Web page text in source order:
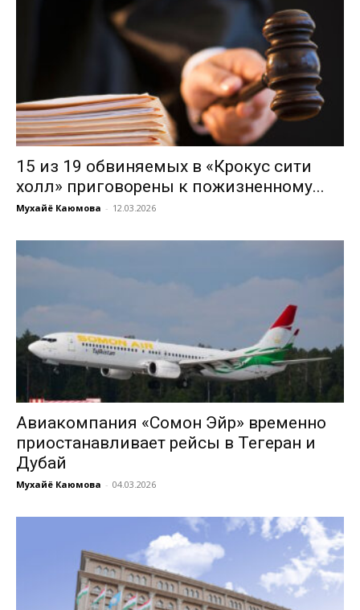
15 из 19 обвиняемых в «Крокус сити
холл» приговорены к пожизненному...
Мухайё Каюмова - 12.03.2026
Авиакомпания «Сомон Эйр» временно
приостанавливает рейсы в Тегеран и
Дубай
Мухайё Каюмова - 04.03.2026